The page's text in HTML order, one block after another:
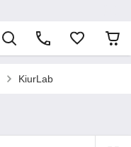
KiurLab